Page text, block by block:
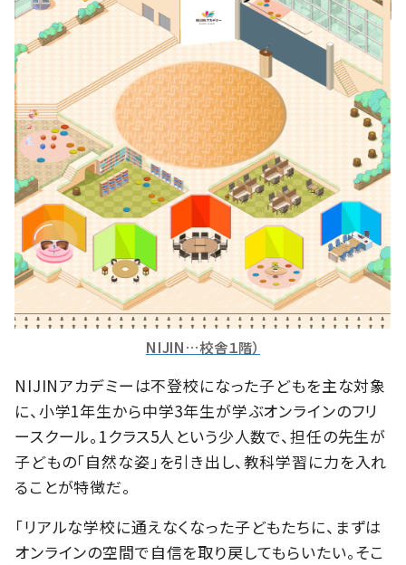
NIJIN…校舎１階）
NIJINアカデミーは不登校になった子どもを主な対象
に、小学1年生から中学3年生が学ぶオンラインのフリ
ースクール。1クラス5人という少人数で、担任の先生が
子どもの「自然な姿」を引き出し、教科学習に力を入れ
ることが特徴だ。
「リアルな学校に通えなくなった子どもたちに、まずは
オンラインの空間で自信を取り戻してもらいたい。そこ